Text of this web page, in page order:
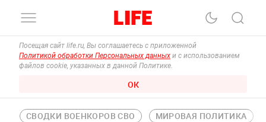
Посещая сайт life.ru, Вы соглашаетесь с приложенной
Политикой обработки Персональных данных и с использованием
файлов cookie, указанных в данной Политике.
ОК
СВОДКИ ВОЕНКОРОВ СВО МИРОВАЯ ПОЛИТИКА